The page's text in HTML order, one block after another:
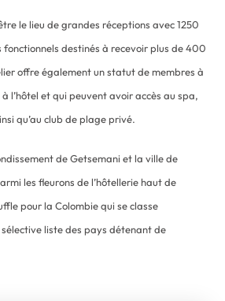
le lieu de grandes réceptions avec 1250
fonctionnels destinés à recevoir plus de 400
offre également un statut de membres à
l’hôtel et qui peuvent avoir accès au spa,
qu’au club de plage privé.
de Getsemani et la ville de
les fleurons de l’hôtellerie haut de
pour la Colombie qui se classe
liste des pays détenant de